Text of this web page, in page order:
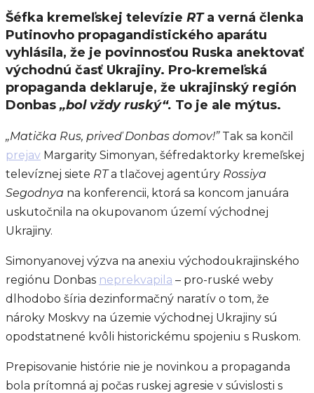
Šéfka kremeľskej televízie RTa verná členka
Putinovho propagandistického aparátu
vyhlásila, že je povinnosťou Ruska anektovať
východnú časť Ukrajiny. Pro-kremeľská
propaganda deklaruje, že ukrajinský región
Donbas „bol vždy ruský“. To je ale mýtus.
„Matička Rus, priveď Donbas domov!”Tak sa končil
prejav Margarity Simonyan, šéfredaktorky kremeľskej
televíznej siete RTa tlačovej agentúry Rossiya
Segodnya na konferencii, ktorá sa koncom januára
uskutočnila na okupovanom území východnej
Ukrajiny.
Simonyanovej výzva na anexiu východoukrajinského
regiónu Donbas neprekvapila – pro-ruské weby
dlhodobo šíria dezinformačný naratív o tom, že
nároky Moskvy na územie východnej Ukrajiny sú
opodstatnené kvôli historickému spojeniu s Ruskom.
Prepisovanie histórie nie je novinkou a propaganda
bola prítomná aj počas ruskej agresie v súvislosti s